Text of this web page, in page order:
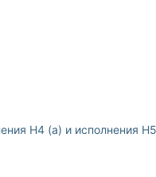
Н4 (а) и исполнения